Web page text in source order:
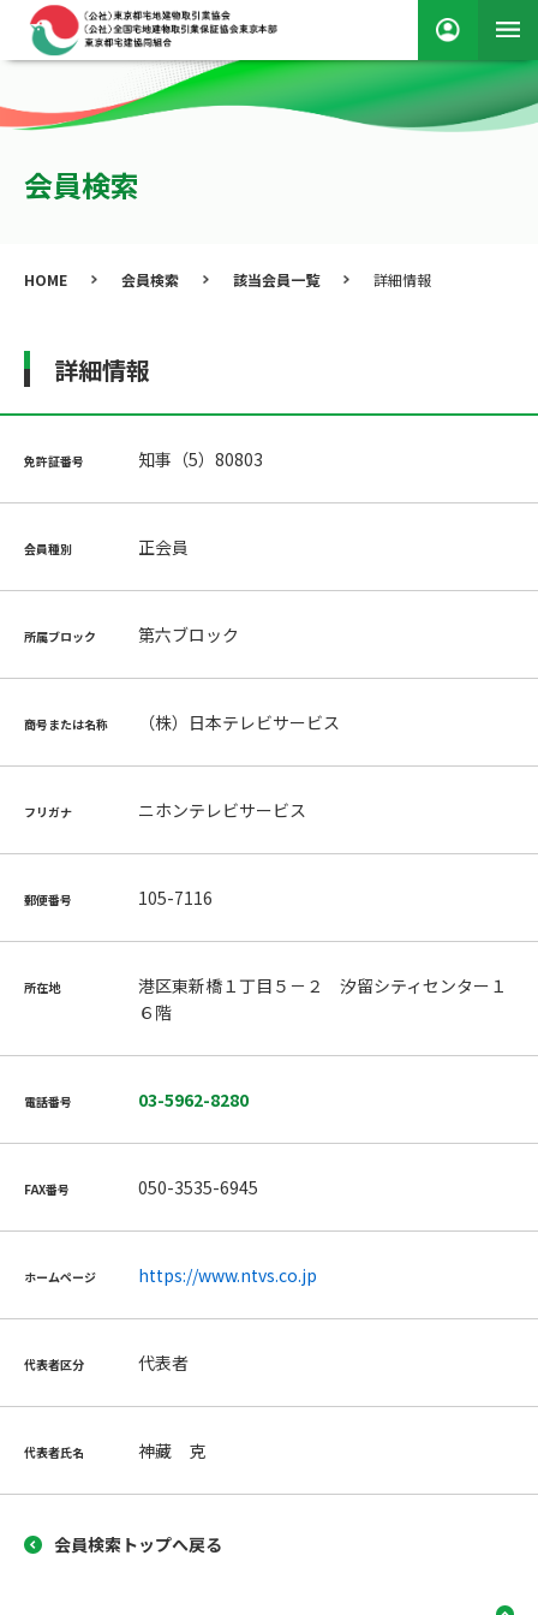
会員検索
HOME 会員検索 該当会員一覧 詳細情報
詳細情報
免許証番号 知事（5）80803
会員種別 正会員
所属ブロック 第六ブロック
商号または名称 （株）日本テレビサービス
フリガナ ニホンテレビサービス
郵便番号 105-7116
所在地
港区東新橋１丁目５－２ 汐留シティセンター１
６階
電話番号 03-5962-8280
FAX番号 050-3535-6945
ホームページ https://www.ntvs.co.jp
代表者区分 代表者
代表者氏名 神藏 克
会員検索トップへ戻る